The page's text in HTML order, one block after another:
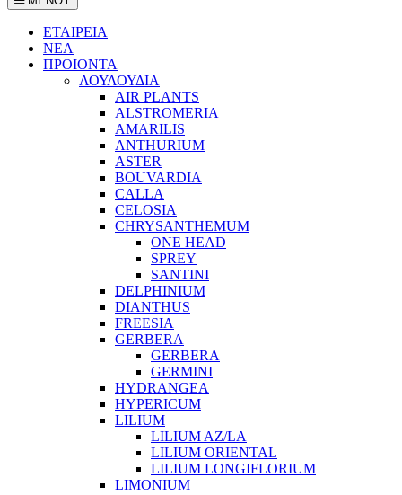
ΕΤΑΙΡΕΙΑ
ΝΕΑ
ΠΡΟΙΟΝΤΑ
ΛΟΥΛΟΥΔΙΑ
AIR PLANTS
ALSTROMERIA
AMARILIS
ANTHURIUM
ASTER
BOUVARDIA
CALLA
CELOSIA
CHRYSANTHEMUM
ONE HEAD
SPREY
SANTINI
DELPHINIUM
DIANTHUS
FREESIA
GERBERA
GERBERA
GERMINI
HYDRANGEA
HYPERICUM
LILIUM
LILIUM AZ/LA
LILIUM ORIENTAL
LILIUM LONGIFLORIUM
LIMONIUM